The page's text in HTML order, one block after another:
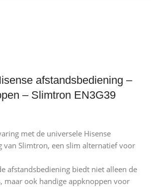
afstandsbediening –
– Slimtron EN3G39
met de universele Hisense
van Slimtron, een slim alternatief voor
afstandsbediening biedt niet alleen de
maar ook handige appknoppen voor